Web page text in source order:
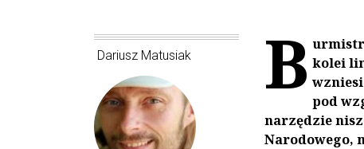
Dariusz Matusiak B kolei
pod
narzędzie
Narodowego,